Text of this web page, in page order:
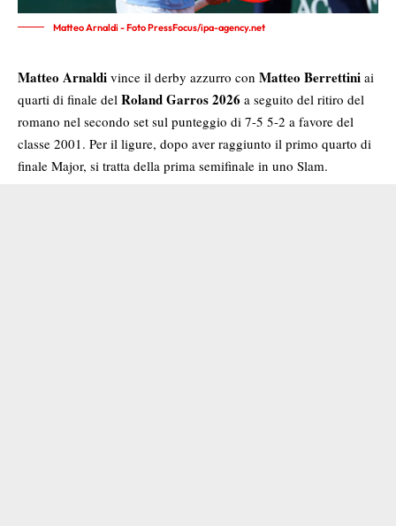
Matteo Arnaldi - Foto PressFocus/ipa-agency.net
Matteo Arnaldi vince il derby azzurro con Matteo Berrettini ai
quarti di finale del Roland Garros 2026 a seguito del ritiro del
romano nel secondo set sul punteggio di 7-5 5-2 a favore del
classe 2001. Per il ligure, dopo aver raggiunto il primo quarto di
finale Major, si tratta della prima semifinale in uno Slam.